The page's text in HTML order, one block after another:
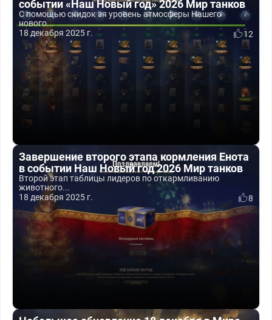
событии «Наш Новый год» 2026 Мир танков
С помощью скидок зя уровень атмосферы Нашего
нового...
18 декабря 2025 г.
12
Завершение второго этапа кормления Енота
в событии Наш Новый год 2026 Мир танков
Второй этап таблицы лидеров по откармливанию
животного...
18 декабря 2025 г.
8